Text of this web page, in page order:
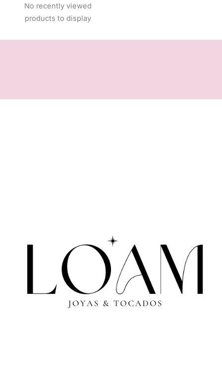
No recently viewed
products to display